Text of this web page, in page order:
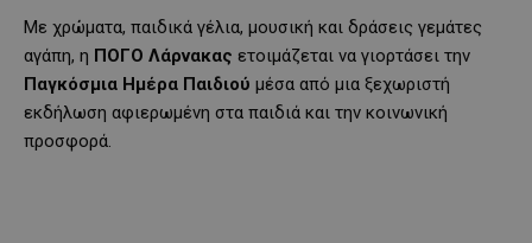
Με χρώματα, παιδικά γέλια, μουσική και δράσεις γεμάτες
αγάπη, η ΠΟΓΟ Λάρνακας ετοιμάζεται να γιορτάσει την
Παγκόσμια Ημέρα Παιδιού μέσα από μια ξεχωριστή
εκδήλωση αφιερωμένη στα παιδιά και την κοινωνική
προσφορά.